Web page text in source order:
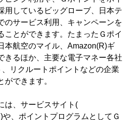
用しているビッグローブ、日本テ
のサービス利用、キャンペーンを
ことができます。たまったＧポイ
本航空のマイル、Amazon(R)ギ
きるほか、主要な電子マネー各社
リクルートポイントなどの企業
ができます。
は、サービスサイト(
、ポイントプログラムとしてＧ